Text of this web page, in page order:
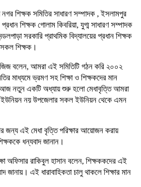
শিক্ষক সমিতির সাধারণ সম্পাদক , ইসলামপুর
শিক্ষক গোলাম কিবরিয়া, যুগ্ম সাধারণ সম্পাদক
সরকারি প্রাথমিক বিদ্যালয়ের প্রধান শিক্ষক
শিক্ষক।
বলেন, আমরা এই সমিতিটি গঠন করি ২০০২
মাধ্যমে ভ্রমণ সহ শিক্ষা ও শিক্ষকদের মান
নতুন একটি অধ্যায় শুরু হলো মেধাবৃত্তি আমরা
ইউনিয়ন নয় উপজেলার সকল ইউনিয়ন থেকে এমন
জন্য এই মেধা বৃত্তি পরিক্ষার আয়োজন করায়
ধন্যবাদ জানান।
অফিসার রাকিবুল হাসান বলেন, শিক্ষককদের এই
জানায়। এই ধারাবাহিকতা চালু থাকলে শিক্ষার মান